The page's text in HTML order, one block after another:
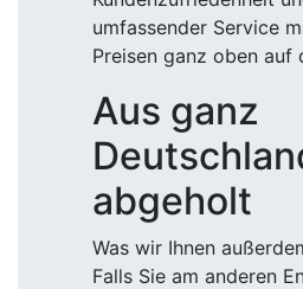
umfassender Service
Preisen ganz oben auf
Aus ganz
abgeholt
Was wir Ihnen
Falls Sie am anderen